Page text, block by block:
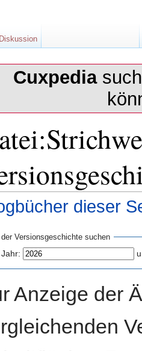
Cuxpedia
dieser
der Versionsgeschichte suchen
Anzeige der
Diskussion